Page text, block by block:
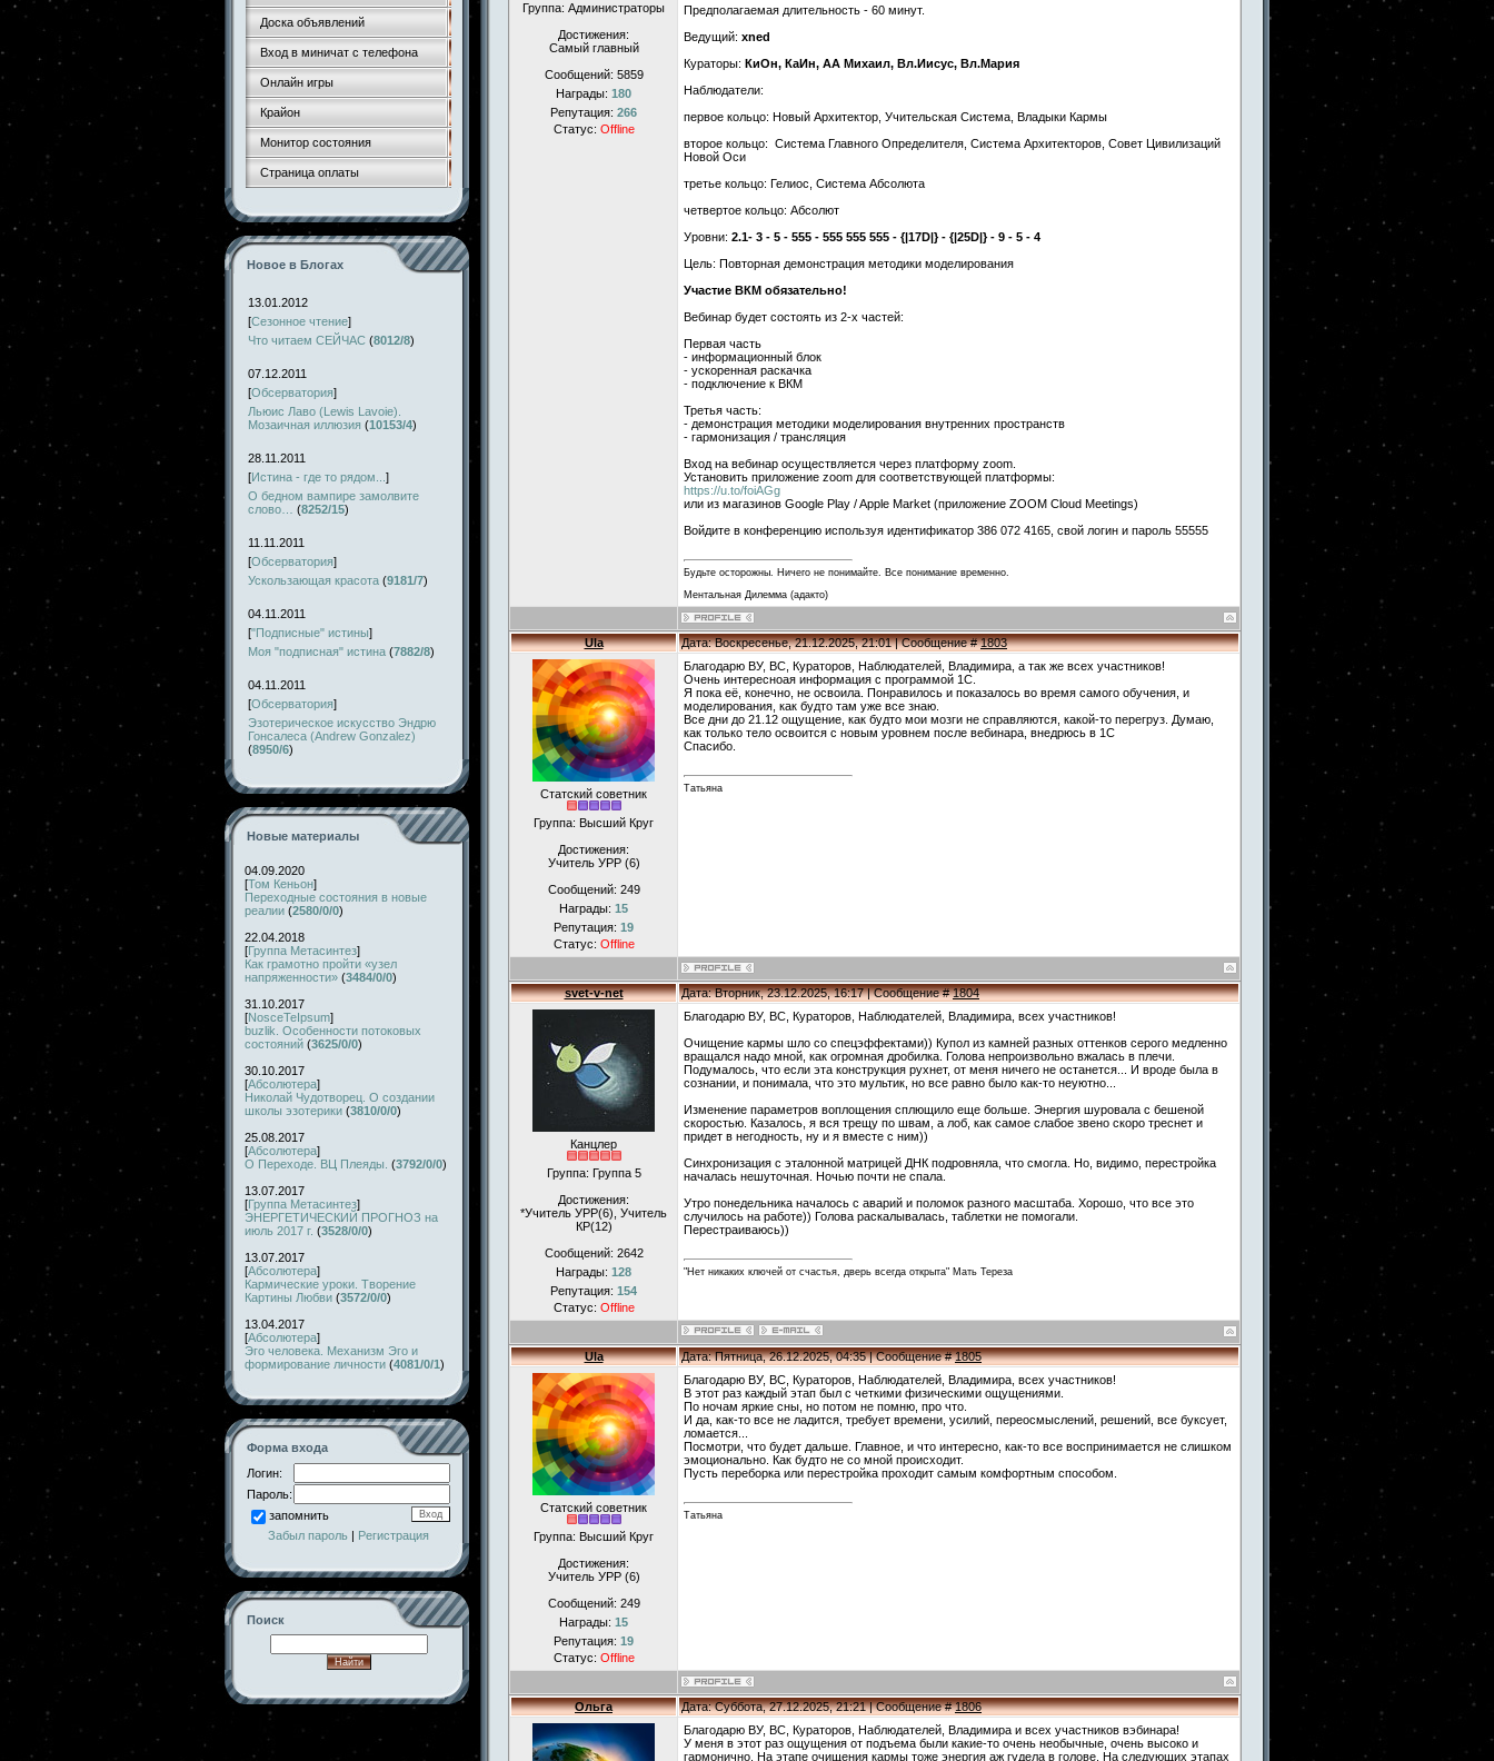
Доска объявлений
Вход в миничат с телефона
Онлайн игры
Крайон
Монитор состояния
Страница оплаты
Новое в Блогах
13.01.2012
[Сезонное чтение]
Что читаем СЕЙЧАС (8012/8)
07.12.2011
[Обсерватория]
Льюис Лаво (Lewis Lavoie).
Мозаичная иллюзия (10153/4)
28.11.2011
[Истина - где то рядом... ]
О бедном вампире замолвите
слово…
(8252/15)
11.11.2011
[Обсерватория]
Ускользающая красота (9181/7)
04.11.2011
["Подписные" истины]
Моя "подписная" истина (7882/8)
04.11.2011
[Обсерватория]
Эзотерическое искусство Эндрю
Гонсалеса (Andrew Gonzalez)
(8950/6)
Новые материалы
04.09.2020
[Том Кеньон]
Переходные состояния в новые
реалии (2580/0/0)
22.04.2018
[Группа Метасинтез]
Как грамотно пройти «узел
напряженности» (3484/0/0)
31.10.2017
[NosceTeIpsum]
buzlik. Особенности потоковых
состояний (3625/0/0)
30.10.2017
[Абсолютера]
Николай Чудотворец. О создании
школы эзотерики (3810/0/0)
25.08.2017
[Абсолютера]
О Переходе. ВЦ Плеяды. (3792/0/0)
13.07.2017
[Группа Метасинтез]
ЭНЕРГЕТИЧЕСКИЙ ПРОГНОЗ на
июль 2017 г. (3528/0/0)
13.07.2017
[Абсолютера]
Кармические уроки. Творение
Картины Любви (3572/0/0)
13.04.2017
[Абсолютера]
Эго человека. Механизм Эго и
формирование личности (4081/0/1)
Форма входа
Логин:
Пароль:
запомнить
Забыл пароль | Регистрация
Поиск
Группа: Администраторы
Достижения:
Самый главный
Сообщений: 5859
Награды: 180
Репутация: 266
Статус: Offline
Предполагаемая длительность - 60 минут.
Ведущий: xned
Кураторы: КиОн, КаИн, АА Михаил, Вл.Иисус, Вл.Мария
Наблюдатели:
первое кольцо: Новый Архитектор, Учительская Система, Владыки Кармы
второе кольцо: Система Главного Определителя, Система Архитекторов, Совет Цивилизаций
Новой Оси
третье кольцо: Гелиос, Система Абсолюта
четвертое кольцо: Абсолют
Уровни: 2.1- 3 - 5 - 555 - 555 555 555 - {|17D|} - {|25D|} - 9 - 5 - 4
Цель: Повторная демонстрация методики моделирования
Участие ВКМ обязательно!
Вебинар будет состоять из 2-х частей:
Первая часть
- информационный блок
- ускоренная раскачка
- подключение к ВКМ
Третья часть:
- демонстрация методики моделирования внутренних пространств
- гармонизация / трансляция
Вход на вебинар осуществляется через платформу zoom.
Установить приложение zoom для соответствующей платформы:
https://u.to/foiAGg
или из магазинов Google Play / Apple Market (приложение ZOOM Cloud Meetings)
Войдите в конференцию используя идентификатор 386 072 4165, свой логин и пароль 55555
Будьте осторожны. Ничего не понимайте. Все понимание временно.
Ментальная Дилемма (адакто)
Ula Дата: Воскресенье, 21.12.2025, 21:01 | Сообщение #1803
Статский советник
Группа: Высший Круг
Достижения:
Учитель УРР (6)
Сообщений: 249
Награды: 15
Репутация: 19
Статус: Offline
Благодарю ВУ, ВС, Кураторов, Наблюдателей, Владимира, а так же всех участников!
Очень интересноая информация с программой 1С.
Я пока её, конечно, не освоила. Понравилось и показалось во время самого обучения, и
моделирования, как будто там уже все знаю.
Все дни до 21.12 ощущение, как будто мои мозги не справляются, какой-то перегруз. Думаю,
как только тело освоится с новым уровнем после вебинара, внедрюсь в 1С
Спасибо.
Татьяна
svet-v-net Дата: Вторник, 23.12.2025, 16:17 | Сообщение #1804
Канцлер
Группа: Группа 5
Достижения:
*Учитель УРР(6), Учитель
КР(12)
Сообщений: 2642
Награды: 128
Репутация: 154
Статус: Offline
Благодарю ВУ, ВС, Кураторов, Наблюдателей, Владимира, всех участников!
Очищение кармы шло со спецэффектами)) Купол из камней разных оттенков серого медленно
вращался надо мной, как огромная дробилка. Голова непроизвольно вжалась в плечи.
Подумалось, что если эта конструкция рухнет, от меня ничего не останется... И вроде была в
сознании, и понимала, что это мультик, но все равно было как-то неуютно...
Изменение параметров воплощения сплющило еще больше. Энергия шуровала с бешеной
скоростью. Казалось, я вся трещу по швам, а лоб, как самое слабое звено скоро треснет и
придет в негодность, ну и я вместе с ним))
Синхронизация с эталонной матрицей ДНК подровняла, что смогла. Но, видимо, перестройка
началась нешуточная. Ночью почти не спала.
Утро понедельника началось с аварий и поломок разного масштаба. Хорошо, что все это
случилось на работе)) Голова раскалывалась, таблетки не помогали.
Перестраиваюсь))
"Нет никаких ключей от счастья, дверь всегда открыта" Мать Тереза
Ula Дата: Пятница, 26.12.2025, 04:35 | Сообщение #1805
Статский советник
Группа: Высший Круг
Достижения:
Учитель УРР (6)
Сообщений: 249
Награды: 15
Репутация: 19
Статус: Offline
Благодарю ВУ, ВС, Кураторов, Наблюдателей, Владимира, всех участников!
В этот раз каждый этап был с четкими физическими ощущениями.
По ночам яркие сны, но потом не помню, про что.
И да, как-то все не ладится, требует времени, усилий, переосмыслений, решений, все буксует,
ломается...
Посмотри, что будет дальше. Главное, и что интересно, как-то все воспринимается не слишком
эмоционально. Как будто не со мной происходит.
Пусть переборка или перестройка проходит самым комфортным способом.
Татьяна
Ольга Дата: Суббота, 27.12.2025, 21:21 | Сообщение #1806
Благодарю ВУ, ВС, Кураторов, Наблюдателей, Владимира и всех участников вэбинара!
У меня в этот раз ощущения от подъема были какие-то очень необычные, очень высоко и
гармонично. На этапе очищения кармы тоже энергия аж гудела в голове. На следующих этапах